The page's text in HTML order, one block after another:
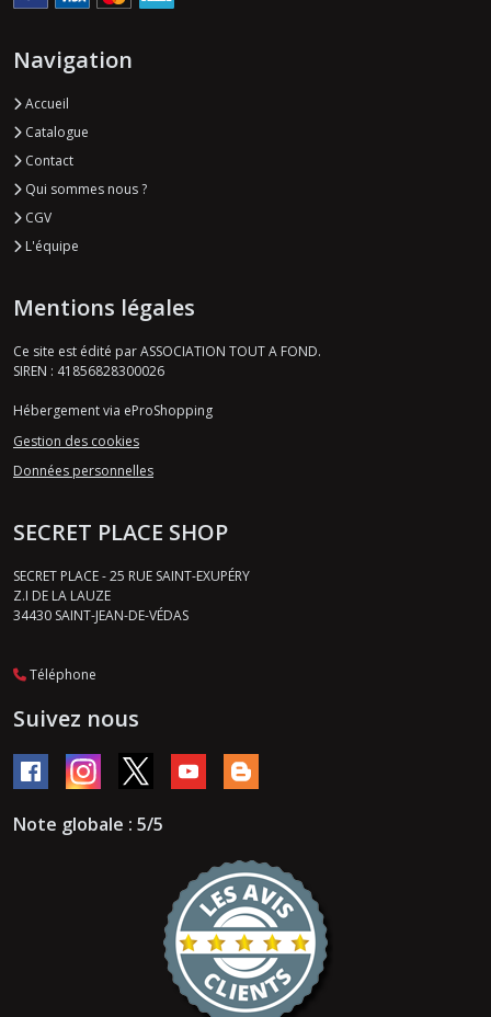
ROCK
&
(5)
Afficher
les
résultats
Navigation
Accueil
Catalogue
Contact
Qui sommes nous ?
CGV
L'équipe
Mentions légales
Ce site est édité par ASSOCIATION TOUT A FOND.
SIREN : 41856828300026
Hébergement via eProShopping
Gestion des cookies
Données personnelles
SECRET PLACE SHOP
SECRET PLACE - 25 RUE SAINT-EXUPÉRY
Z.I DE LA LAUZE
34430 SAINT-JEAN-DE-VÉDAS
Téléphone
Suivez nous
Note globale : 5/5